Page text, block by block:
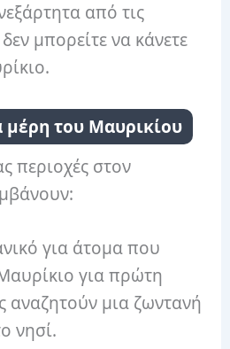
από τις
μπορείτε να κάνετε
μέρη του Μαυρικίου
περιοχές στον
για άτομα που
για πρώτη
αναζητούν μια ζωντανή
νησί.